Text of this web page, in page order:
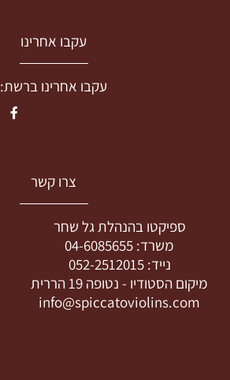
עקבו אחרינו
עקבו אחרינו ברשת:
צרו קשר
ספיקטו בהנהלת גל שחר
משרד: 04-6085655
נייד:052-2512015
מיקום הסטודיו - נטופה 19 הררית
info@spiccatoviolins.com